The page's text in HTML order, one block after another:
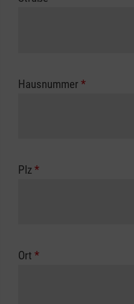
Hausnummer *
Plz*
Ort *